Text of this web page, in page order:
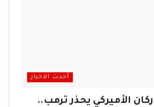
أحدث الاخبار
الأميركي يحذر ترمب..